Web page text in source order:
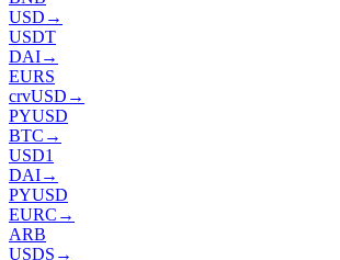
USD →
USDT
DAI→
EURS
crvUSD →
PYUSD
BTC →
USD1
DAI→
PYUSD
EURC →
ARB
USDS →